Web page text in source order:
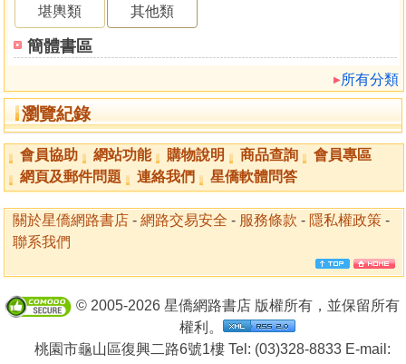
堪輿類 其他類
簡體書區
所有分類
瀏覽紀錄
會員協助 網站功能 購物說明 商品查詢
會員專區
網頁及郵件問題
連絡我們 星僑軟體問答
關於星僑網路書店 - 網路交易安全 - 服務條款 - 隱私權政策 -
聯系我們
© 2005-2026 星僑網路書店 版權所有，並保留所有
權利。
桃園市龜山區復興二路6號1樓 Tel: (03)328-8833 E-mail: